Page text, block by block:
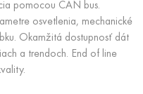
pomocou CAN bus.
osvetlenia, mechanické
Okamžitá dostupnosť dát
a trendoch. End of line